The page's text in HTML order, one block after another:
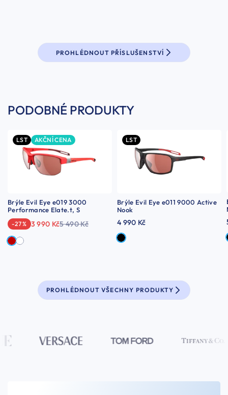
PROHLÉDNOUT PŘÍSLUŠENSTVÍ
PODOBNÉ PRODUKTY
LST AKČNÍ CENA
Brýle Evil Eye e019 3000
Performance Elate.t, S
-27 % 3 990 Kč5 490 Kč
LST
Brýle Evil Eye e011 9000 Active
Nook
4 990 Kč
PROHLÉDNOUT VŠECHNY PRODUKTY